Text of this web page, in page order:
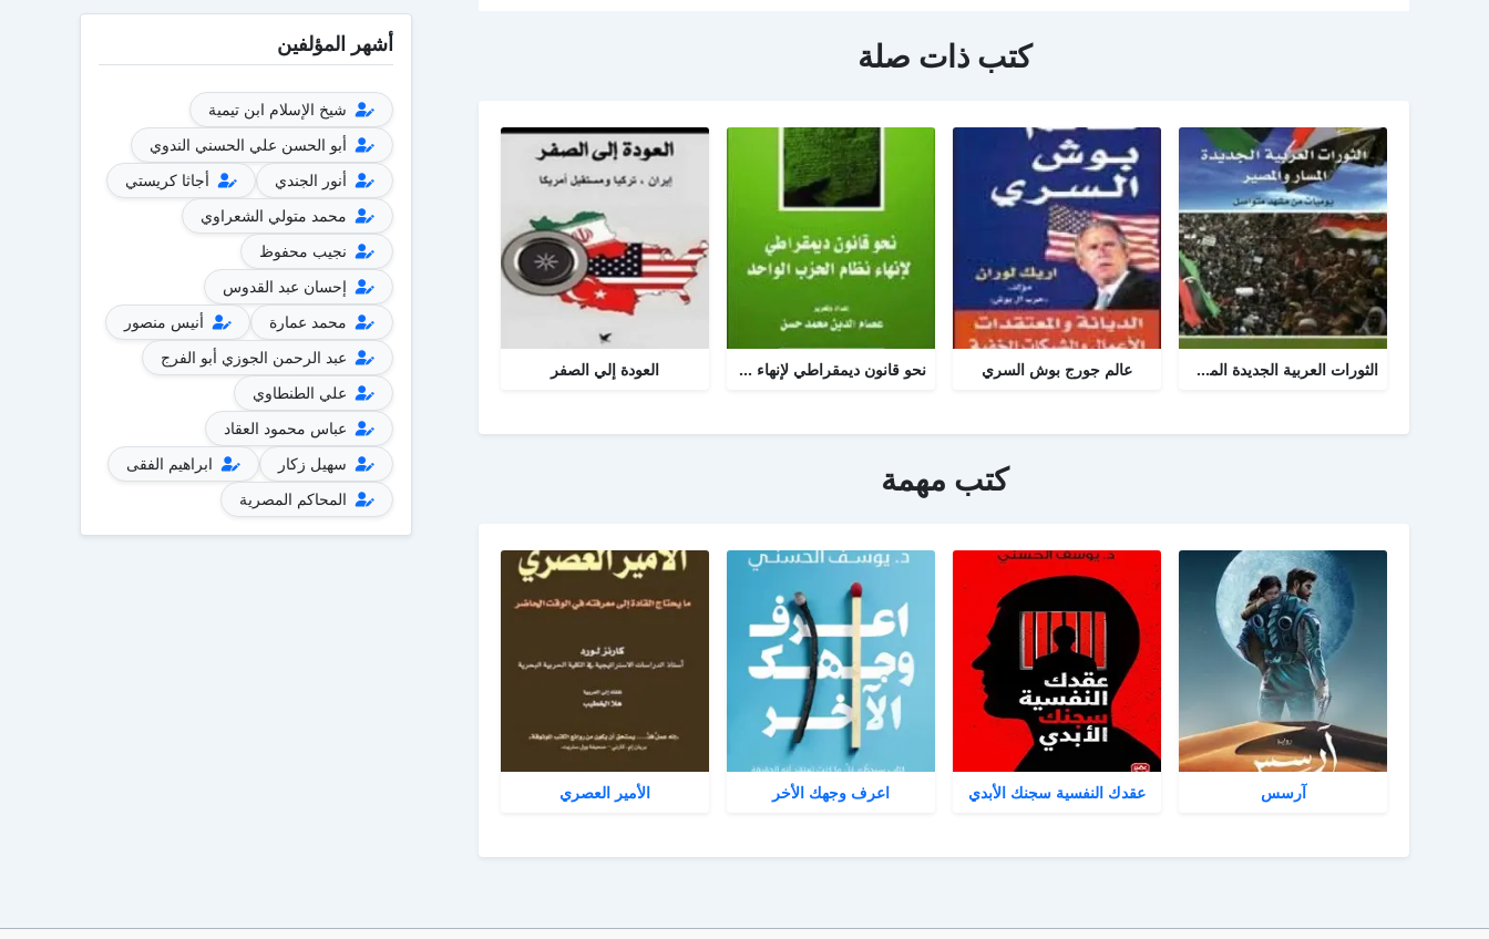
كتب ذات صلة
الثورات العربية الجديدة المسار والمصير عالم جورج بوش السري نحو قانون ديمقراطي لإنهاء نظام الحزب الواحد العودة إلي الصفر
كتب مهمة
آرسس عقدك النفسية سجنك الأبدي اعرف وجهك الأخر الأمير العصري
أشهر المؤلفين
شيخ الإسلام ابن تيمية
أبو الحسن علي الحسني الندوي
أنور الجندي
أجاثا كريستي
محمد متولي الشعراوي
نجيب محفوظ
إحسان عبد القدوس
محمد عمارة
أنيس منصور
عبد الرحمن الجوزي أبو الفرج
علي الطنطاوي
عباس محمود العقاد
سهيل زكار
ابراهيم الفقى
المحاكم المصرية